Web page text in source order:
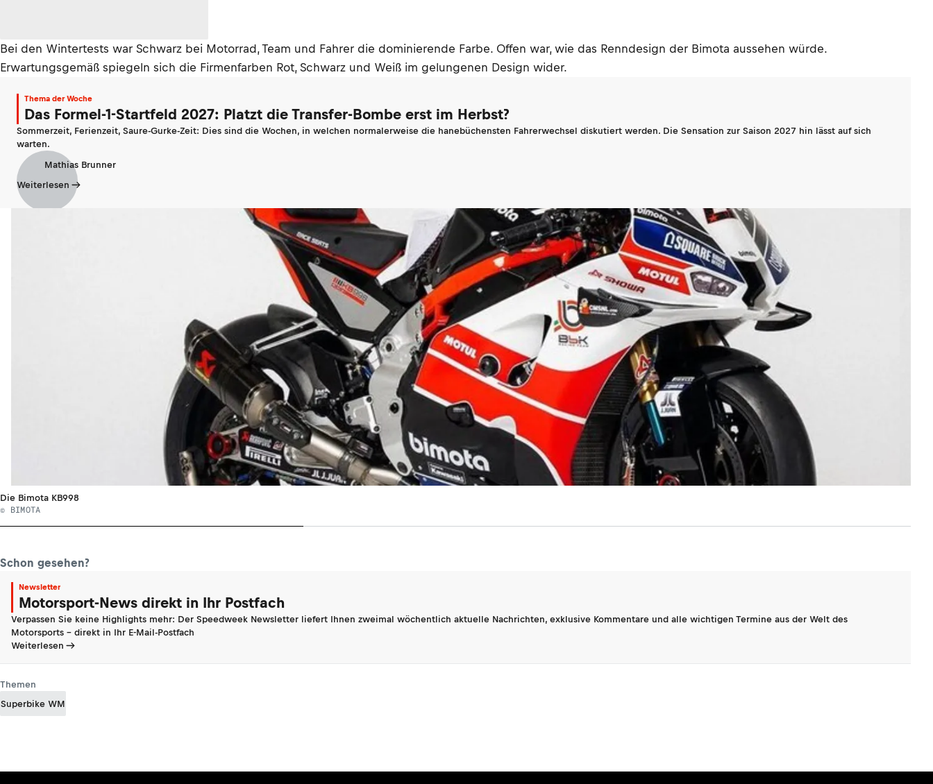
Bei den Wintertests war Schwarz bei Motorrad, Team und Fahrer die dominierende Farbe. Offen war, wie das Renndesign der Bimota aussehen würde.
Erwartungsgemäß spiegeln sich die Firmenfarben Rot, Schwarz und Weiß im gelungenen Design wider.
Thema der Woche
Das Formel-1-Startfeld 2027: Platzt die Transfer-Bombe erst im Herbst?
Sommerzeit, Ferienzeit, Saure-Gurke-Zeit: Dies sind die Wochen, in welchen normalerweise die hanebüchensten Fahrerwechsel diskutiert werden. Die Sensation zur Saison 2027 hin lässt auf sich
warten.
Mathias Brunner
Weiterlesen
Die Bimota KB998
© BIMOTA
Schon gesehen?
Newsletter
Motorsport-News direkt in Ihr Postfach
Verpassen Sie keine Highlights mehr: Der Speedweek Newsletter liefert Ihnen zweimal wöchentlich aktuelle Nachrichten, exklusive Kommentare und alle wichtigen Termine aus der Welt des
Motorsports - direkt in Ihr E-Mail-Postfach
Weiterlesen
Themen
Superbike WM